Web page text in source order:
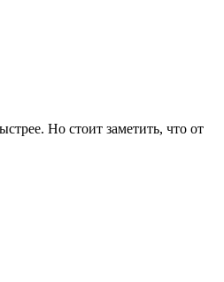
Но стоит заметить, что от